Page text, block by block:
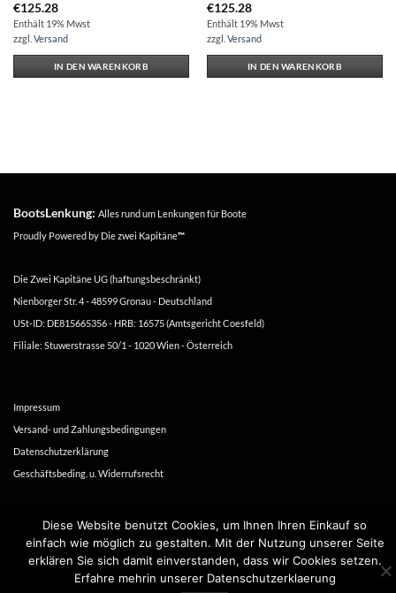
€125.28
Enthält 19% Mwst
zzgl. Versand
IN DEN WARENKORB
€125.28
Enthält 19% Mwst
zzgl. Versand
IN DEN WARENKORB
BootsLenkung: Alles rund um Lenkungen für Boote
Proudly Powered by Die zwei Kapitäne™
Die Zwei Kapitäne UG (haftungsbeschränkt)
Nienborger Str. 4 - 48599 Gronau - Deutschland
USt-ID: DE815665356 - HRB: 16575 (Amtsgericht Coesfeld)
Filiale: Stuwerstrasse 50/1 - 1020 Wien - Österreich
Impressum
Versand- und Zahlungsbedingungen
Datenschutzerklärung
Geschäftsbeding. u. Widerrufsrecht
Copyright 2016-2026 © Die zwei Kapitäne
Diese Website benutzt Cookies, um Ihnen Ihren Einkauf so
einfach wie möglich zu gestalten. Mit der Nutzung unserer Seite
erklären Sie sich damit einverstanden, dass wir Cookies setzen.
Erfahre mehrin unserer Datenschutzerklaerung